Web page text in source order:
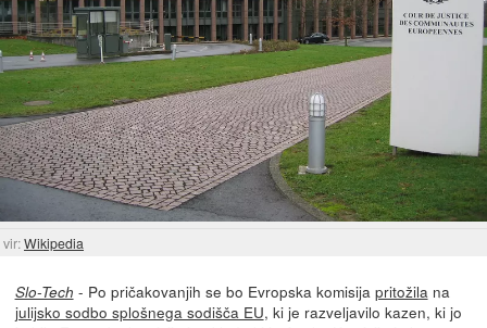
vir:Wikipedia
Slo-Tech - Po pričakovanjih se bo Evropska komisija pritožilana
julijsko sodbo splošnega sodišča EU, ki je razveljavilo kazen, ki jo